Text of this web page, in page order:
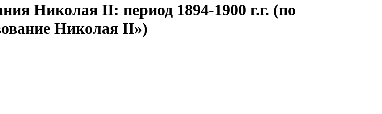
Николая II: период 1894-1900 г.г. (по
Николая II»)